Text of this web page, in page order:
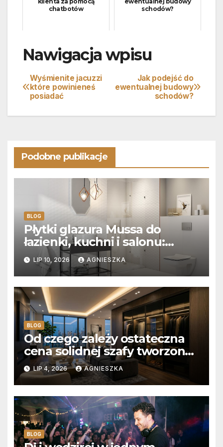
chatbotów
schodów?
Nawigacja wpisu
Jak podejść do
ewentualnej budowy
schodów?
Wyśmienite jacuzzi
które powinieneś
posiadać
Podobne publikacje
BLOG
Płytki glazura Mussa do
łazienki, kuchni i salonu:
Aksamitna faktura, głębia
blasku i uniwersalny styl
LIP 10, 2026 AGNIESZKA
BLOG
Od czego zależy ostateczna
cena solidnej szafy tworzonej
na wymiar?
LIP 4, 2026 AGNIESZKA
BLOG